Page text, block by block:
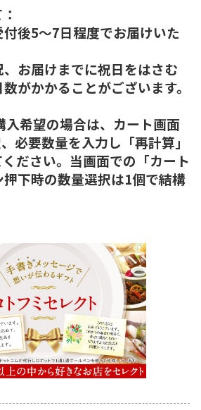
後5～7日程度でお届けいた
お届けまでに祝日をはさむ
がかかることがございます。
希望の場合は、カート画面
必要数量を入力し「再計算」
ださい。当画面での「カート
下時の数量選択は1個で結構